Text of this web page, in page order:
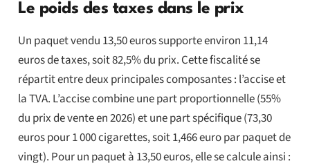
Le poids des taxes dans le prix
Un paquet vendu 13,50 euros supporte environ 11,14
euros de taxes, soit 82,5% du prix. Cette fiscalité se
répartit entre deux principales composantes : l’accise et
la TVA. L’accise combine une part proportionnelle (55%
du prix de vente en 2026) et une part spécifique (73,30
euros pour 1 000 cigarettes, soit 1,466 euro par paquet de
vingt). Pour un paquet à 13,50 euros, elle se calcule ainsi :